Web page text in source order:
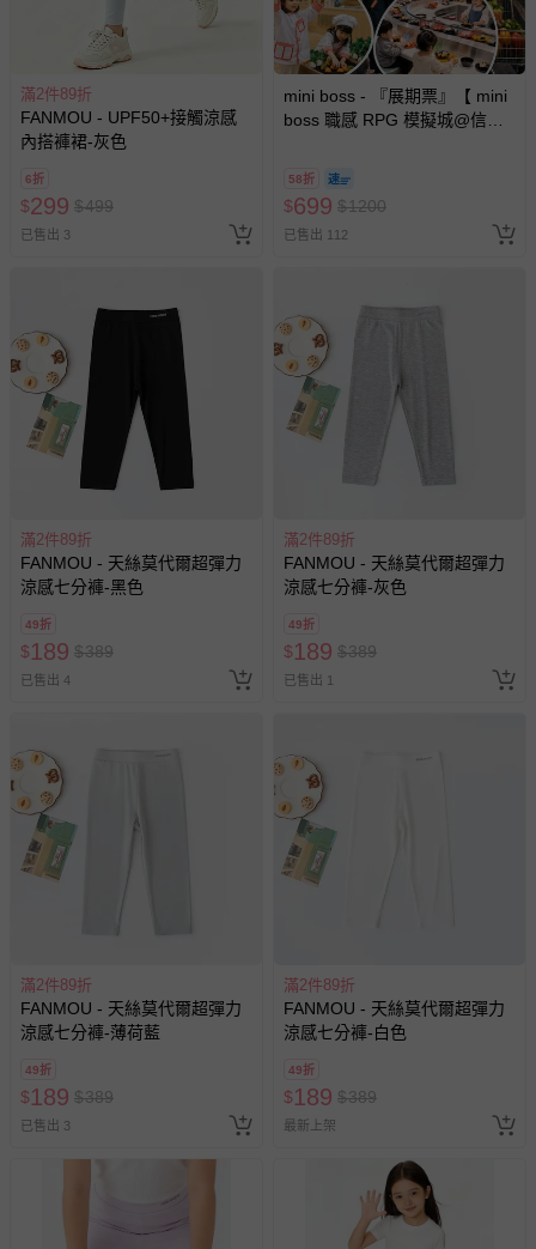
滿2件89折
FANMOU - UPF50+接觸涼感
內搭褲裙-灰色
6折
$299 $499
已售出 3
mini boss - 『展期票』【 mini
boss 職感 RPG 模擬城@信義
期作廢) (兒童票(2歲以上)贈一
名陪伴成人)
58折
$699 $1200
已售出 112
滿2件89折
FANMOU - 天絲莫代爾超彈力
涼感七分褲-黑色
49折
$189 $389
已售出 4
滿2件89折
FANMOU - 天絲莫代爾超彈力
涼感七分褲-灰色
49折
$189 $389
已售出 1
滿2件89折
FANMOU - 天絲莫代爾超彈力
涼感七分褲-薄荷藍
49折
$189 $389
已售出 3
滿2件89折
FANMOU - 天絲莫代爾超彈力
涼感七分褲-白色
49折
$189 $389
最新上架